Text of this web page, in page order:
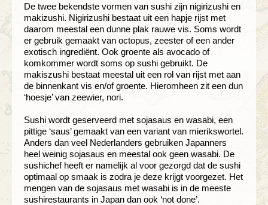
De twee bekendste vormen van sushi zijn nigirizushi en
makizushi. Nigirizushi bestaat uit een hapje rijst met
daarom meestal een dunne plak rauwe vis. Soms wordt
er gebruik gemaakt van octopus, zeester of een ander
exotisch ingrediënt. Ook groente als avocado of
komkommer wordt soms op sushi gebruikt. De
makiszushi bestaat meestal uit een rol van rijst met aan
de binnenkant vis en/of groente. Hieromheen zit een dun
‘hoesje’ van zeewier, nori.
Sushi wordt geserveerd met sojasaus en wasabi, een
pittige ‘saus’ gemaakt van een variant van mierikswortel.
Anders dan veel Nederlanders gebruiken Japanners
heel weinig sojasaus en meestal ook geen wasabi. De
sushichef heeft er namelijk al voor gezorgd dat de sushi
optimaal op smaak is zodra je deze krijgt voorgezet. Het
mengen van de sojasaus met wasabi is in de meeste
sushirestaurants in Japan dan ook ‘not done’.